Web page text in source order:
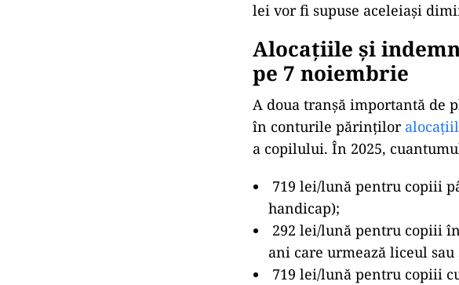
lei vor fi supuse aceleiași
Alocațiile și
pe 7 noiembrie
A doua tranșă importantă de
în conturile părinților
a copilului. În 2025,
719 lei/lună pentru copiii
handicap);
292 lei/lună pentru copiii
ani care urmează liceul
719 lei/lună pentru copiii